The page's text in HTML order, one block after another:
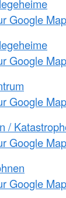
Google
Google
Google
/
Google
Google